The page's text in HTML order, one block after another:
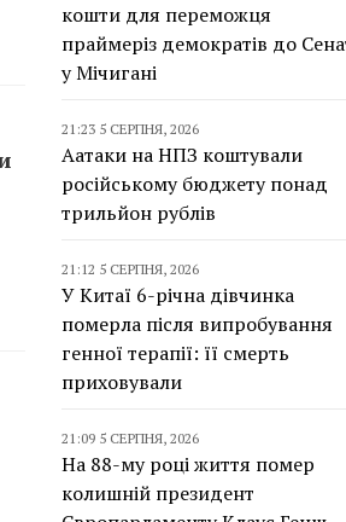
кошти для переможця
праймеріз демократів до
у Мічигані
21:23 5 СЕРПНЯ, 2026
Аатаки на НПЗ коштували
російському бюджету понад
трильйон рублів
21:12 5 СЕРПНЯ, 2026
У Китаї 6-річна дівчинка
померла після випробування
генної терапії: її смерть
приховували
21:09 5 СЕРПНЯ, 2026
На 88-му році життя помер
колишній президент